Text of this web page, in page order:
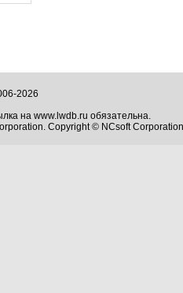
2026
на www.lwdb.ru обязательна.
Copyright © NCsoft